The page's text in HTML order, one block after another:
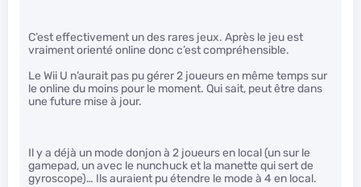
C’est effectivement un des rares jeux. Après le jeu est
vraiment orienté online donc c’est compréhensible.
Le Wii U n’aurait pas pu gérer 2 joueurs en même temps sur
le online du moins pour le moment. Qui sait, peut être dans
une future mise à jour.
Il y a déjà un mode donjon à 2 joueurs en local (un sur le
gamepad, un avec le nunchuck et la manette qui sert de
gyroscope)… Ils auraient pu étendre le mode à 4 en local.